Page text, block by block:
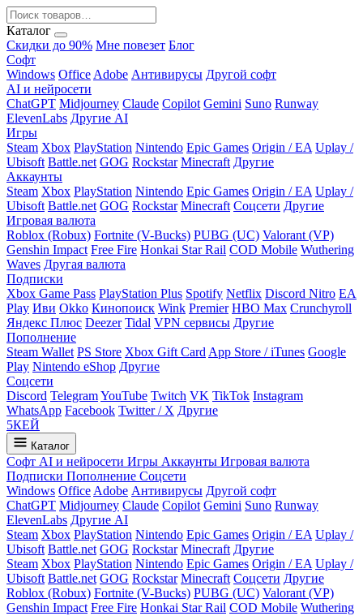
Каталог
Скидки до 90% Мне повезет Блог
Софт
Windows Office Adobe Антивирусы Другой софт
AI и нейросети
ChatGPT Midjourney Claude Copilot Gemini Suno Runway
ElevenLabs Другие AI
Игры
Steam Xbox PlayStation Nintendo Epic Games Origin / EA Uplay /
Ubisoft Battle.net GOG Rockstar Minecraft Другие
Аккаунты
Steam Xbox PlayStation Nintendo Epic Games Origin / EA Uplay /
Ubisoft Battle.net GOG Rockstar Minecraft Соцсети Другие
Игровая валюта
Roblox (Robux) Fortnite (V-Bucks) PUBG (UC) Valorant (VP)
Genshin Impact Free Fire Honkai Star Rail COD Mobile Wuthering
Waves Другая валюта
Подписки
Xbox Game Pass PlayStation Plus Spotify Netflix Discord Nitro EA
Play Иви Okko Кинопоиск Wink Premier HBO Max Crunchyroll
Яндекс Плюс Deezer Tidal VPN сервисы Другие
Пополнение
Steam Wallet PS Store Xbox Gift Card App Store / iTunes Google
Play Nintendo eShop Другие
Соцсети
Discord TelegramYouTube Twitch VK TikTok Instagram
WhatsApp Facebook Twitter / X Другие
5КЕЙ
Каталог
Софт AI и нейросети Игры Аккаунты Игровая валюта
Подписки Пополнение Соцсети
Windows Office Adobe Антивирусы Другой софт
ChatGPT Midjourney Claude Copilot Gemini Suno Runway
ElevenLabs Другие AI
Steam Xbox PlayStation Nintendo Epic Games Origin / EA Uplay /
Ubisoft Battle.net GOG Rockstar Minecraft Другие
Steam Xbox PlayStation Nintendo Epic Games Origin / EA Uplay /
Ubisoft Battle.net GOG Rockstar Minecraft Соцсети Другие
Roblox (Robux) Fortnite (V-Bucks) PUBG (UC) Valorant (VP)
Genshin Impact Free Fire Honkai Star Rail COD Mobile Wuthering